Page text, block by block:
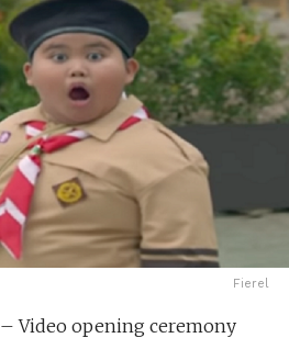
Fierel
– Video opening ceremony